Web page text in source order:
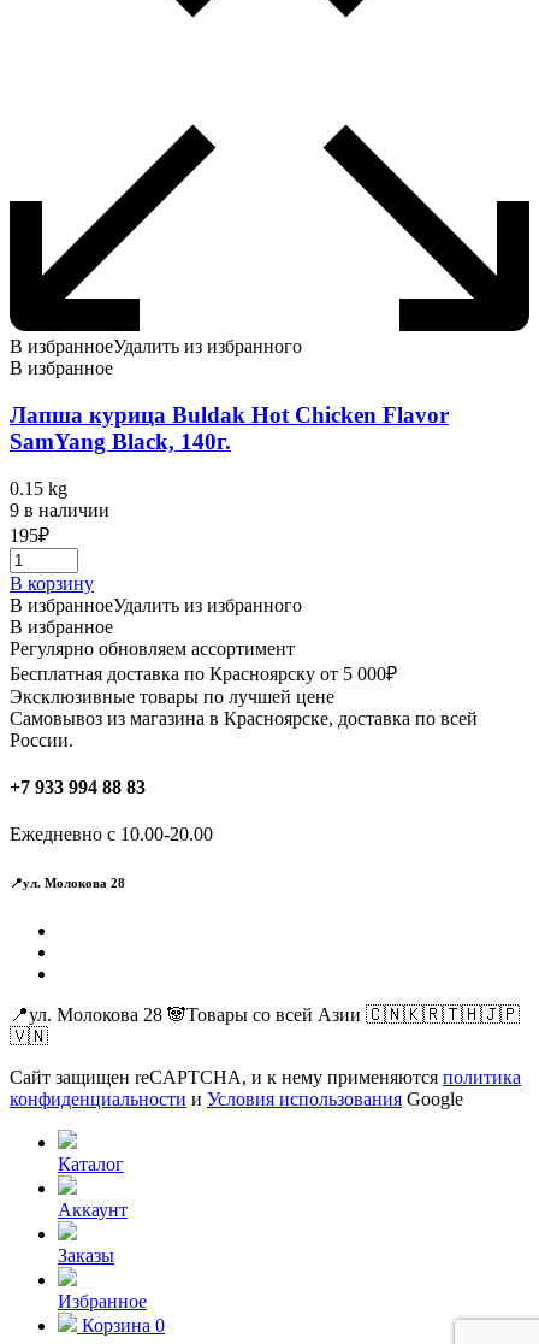
В избранноеУдалить из избранного
В избранное
Лапша курица Buldak Hot Chicken Flavor
SamYang Black, 140г.
0.15 kg
9 в наличии
195₽
В корзину
В избранноеУдалить из избранного
В избранное
Регулярно обновляем ассортимент
Бесплатная доставка по Красноярску от 5 000₽
Эксклюзивные товары по лучшей цене
Самовывоз из магазина в Красноярске, доставка по всей
России.
+7 933 994 88 83
Ежедневно с 10.00-20.00
📍ул. Молокова 28
📍ул. Молокова 28 🐼Товары со всей Азии 🇨🇳🇰🇷🇹🇭🇯🇵
🇻🇳
Сайт защищен reCAPTCHA, и к нему применяются политика
конфиденциальности и Условия использования Google
Каталог
Аккаунт
Заказы
Избранное
Корзина 0